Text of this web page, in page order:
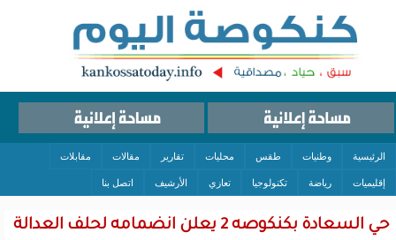
الرئيسية وطنيات طقس محليات تقارير مقالات مقابلات
إقليميات رياضة تكنولوجيا تعازي الأرشيف اتصل بنا
حي السعادة بكنكوصه 2 يعلن انضمامه لحلف العدالة